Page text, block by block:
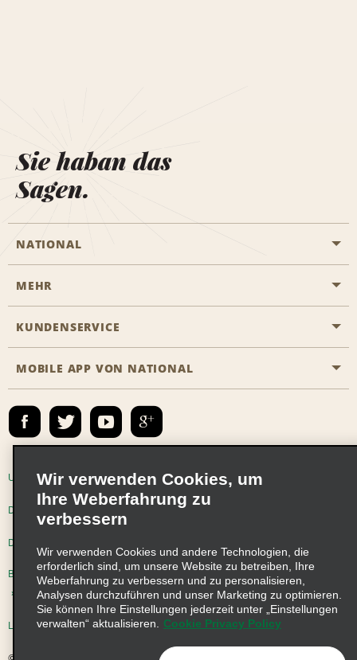
Sie haban das
Sagen.
NATIONAL
Eine Reservierung vornehmen
Das Business Rental Programm
Emerald Club Anmelden
MEHR
Karriere
KUNDENSERVICE
Barrierefreiheit
E-Mail anmelden
MOBILE APP VON NATIONAL
Unternehmensinformationen Nutzungsbedingungen
Datenschutzrichtlinie Cookie-Richtlinie
Datenschutzoptionen
Beschwerdeverfahren nach dem Lieferkettensorgfaltspflichtengesetz
Lieferkettensorgfaltspflichtengesetz (LkSG) Grundsatzerklärung
Wir verwenden Cookies, um
Ihre Weberfahrung zu
verbessern
Wir verwenden Cookies und andere Technologien, die
erforderlich sind, um unsere Website zu betreiben, Ihre
Weberfahrung zu verbessern und zu personalisieren,
Analysen durchzuführen und unser Marketing zu optimieren.
Sie können Ihre Einstellungen jederzeit unter „Einstellungen
verwalten“ aktualisieren.
Cookie Privacy Policy